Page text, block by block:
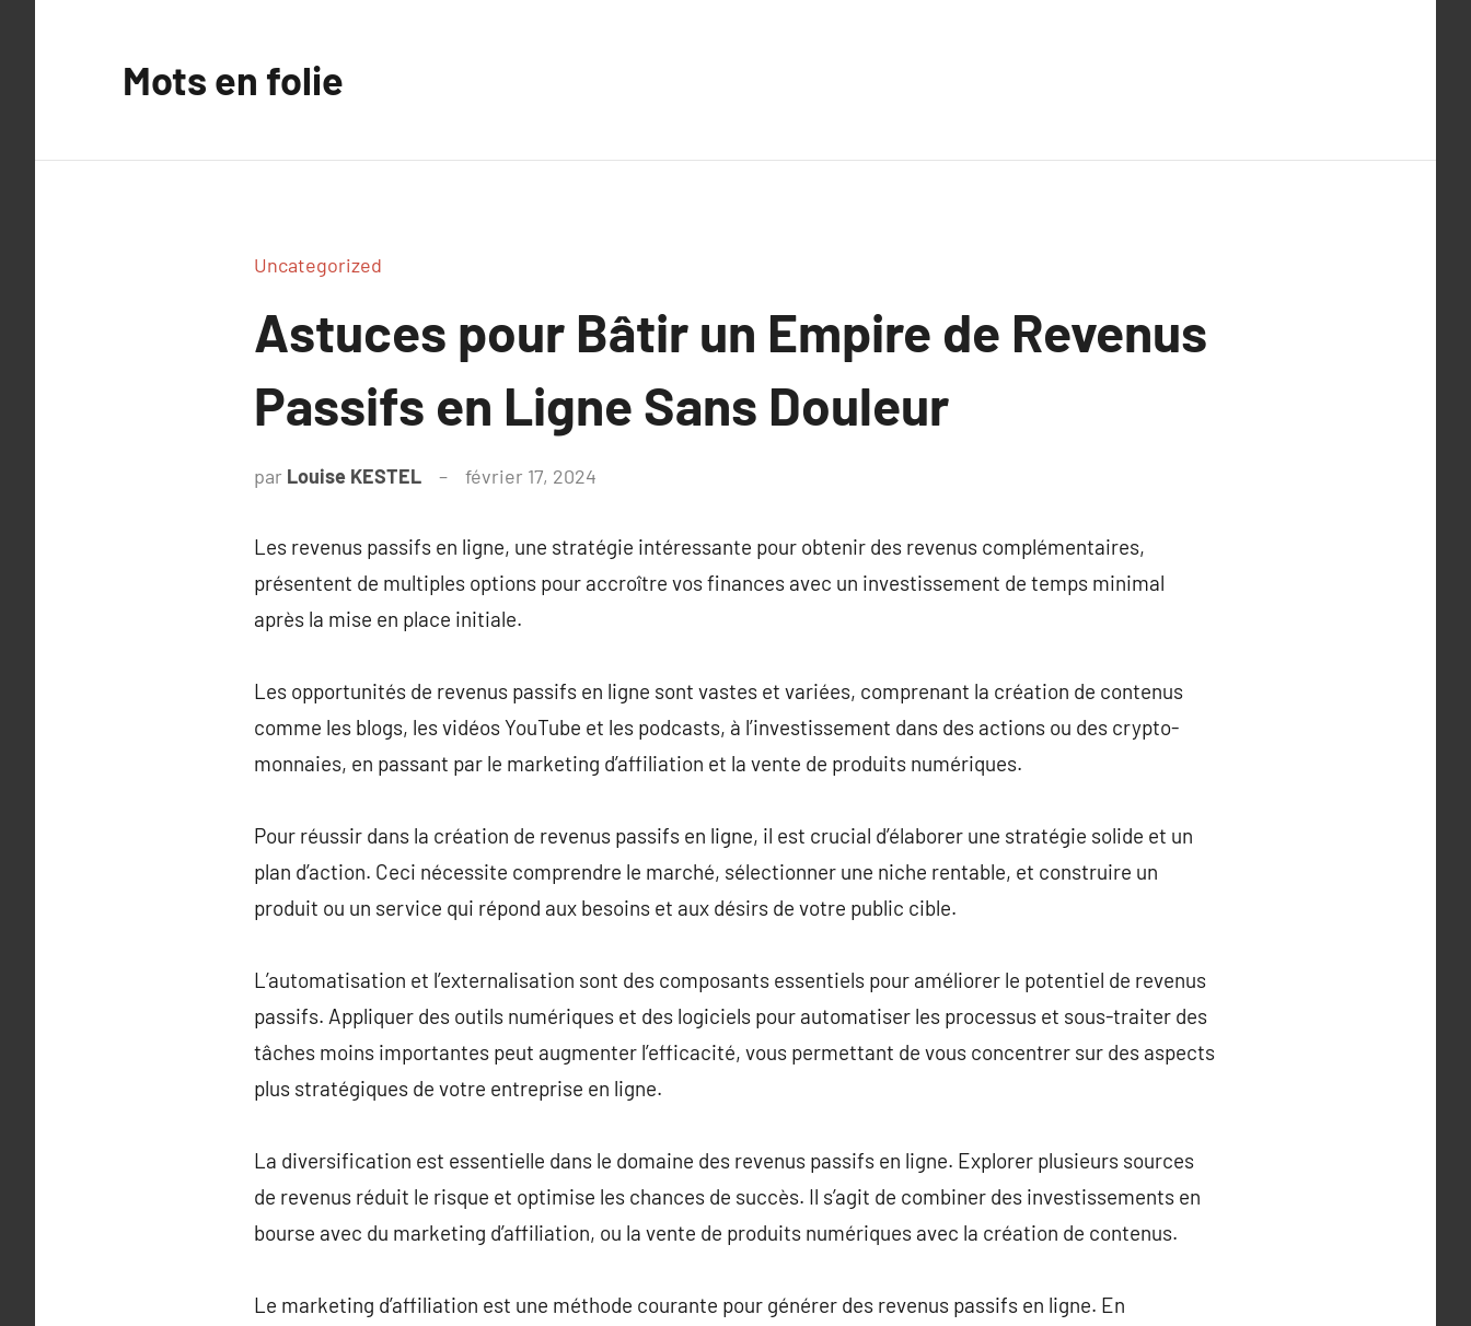
Mots en folie
Uncategorized
Astuces pour Bâtir un Empire de Revenus
Passifs en Ligne Sans Douleur
par Louise KESTEL février 17, 2024
Les revenus passifs en ligne, une stratégie intéressante pour obtenir des revenus complémentaires,
présentent de multiples options pour accroître vos finances avec un investissement de temps minimal
après la mise en place initiale.
Les opportunités de revenus passifs en ligne sont vastes et variées, comprenant la création de contenus
comme les blogs, les vidéos YouTube et les podcasts, à l’investissement dans des actions ou des crypto-
monnaies, en passant par le marketing d’affiliation et la vente de produits numériques.
Pour réussir dans la création de revenus passifs en ligne, il est crucial d’élaborer une stratégie solide et un
plan d’action. Ceci nécessite comprendre le marché, sélectionner une niche rentable, et construire un
produit ou un service qui répond aux besoins et aux désirs de votre public cible.
L’automatisation et l’externalisation sont des composants essentiels pour améliorer le potentiel de revenus
passifs. Appliquer des outils numériques et des logiciels pour automatiser les processus et sous-traiter des
tâches moins importantes peut augmenter l’efficacité, vous permettant de vous concentrer sur des aspects
plus stratégiques de votre entreprise en ligne.
La diversification est essentielle dans le domaine des revenus passifs en ligne. Explorer plusieurs sources
de revenus réduit le risque et optimise les chances de succès. Il s’agit de combiner des investissements en
bourse avec du marketing d’affiliation, ou la vente de produits numériques avec la création de contenus.
Le marketing d’affiliation est une méthode courante pour générer des revenus passifs en ligne. En